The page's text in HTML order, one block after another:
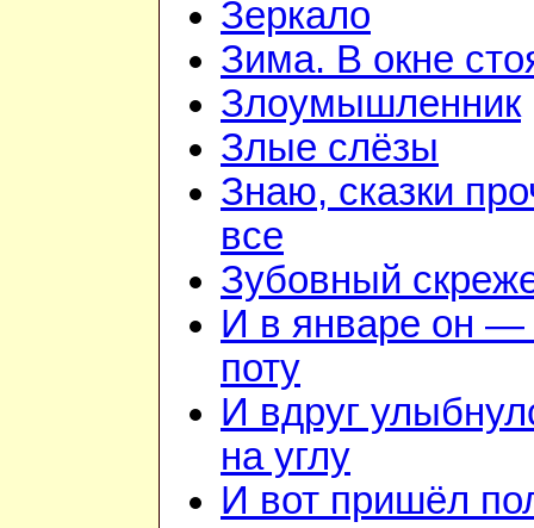
Зеркало
Зима. В окне
Злоумышленник
Злые слёзы
Знаю, сказки
все
Зубовный
И в январе он —
поту
И вдруг
на углу
И вот пришёл